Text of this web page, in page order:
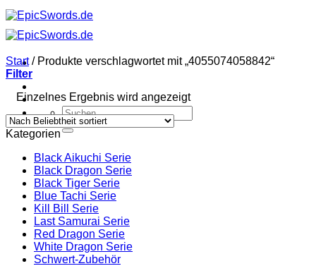
Zum
Inhalt
springen
Suchen
nach:
Start /Produkte verschlagwortet mit „4055074058842“
Filter
Einzelnes Ergebnis wird angezeigt
Kategorien
Black Aikuchi Serie
Black Dragon Serie
Black Tiger Serie
Blue Tachi Serie
Kill Bill Serie
Last Samurai Serie
Red Dragon Serie
White Dragon Serie
Schwert-Zubehör